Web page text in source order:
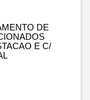
DE
E C/